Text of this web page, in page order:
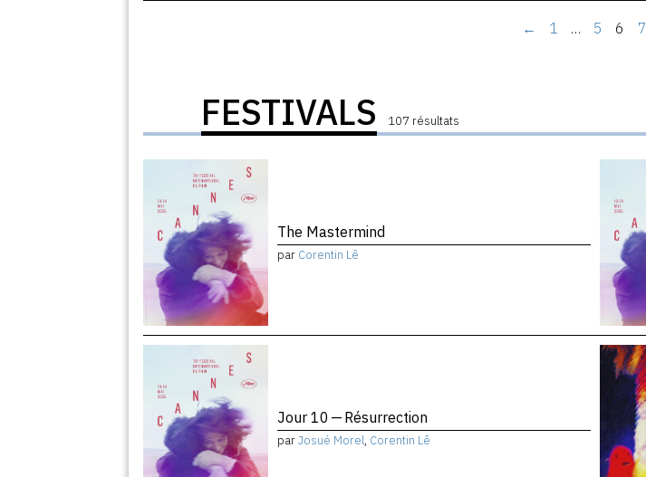
← 1 … 5 6 7
FESTIVALS 107 résultats
The Mastermind
par Corentin Lê
Jour 10 — Résurrection
parJosué Morel, Corentin Lê